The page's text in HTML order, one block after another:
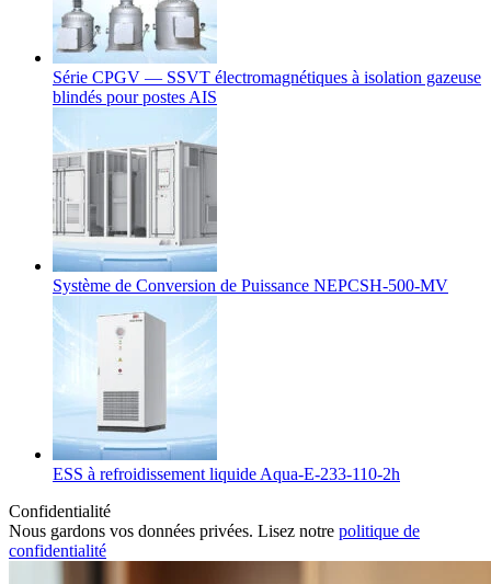
Série CPGV — SSVT électromagnétiques à isolation gazeuse
blindés pour postes AIS
Système de Conversion de Puissance NEPCSH-500-MV
ESS à refroidissement liquide Aqua-E-233-110-2h
Confidentialité
Nous gardons vos données privées. Lisez notre politique de
confidentialité